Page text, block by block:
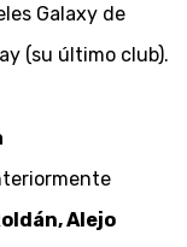
Galaxy de
(su último club).
Alejo